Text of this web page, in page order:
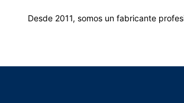
Desde 2011, somos un fabricante